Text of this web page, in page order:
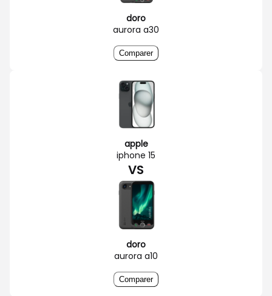
doro
aurora a30
Comparer
apple
iphone 15
VS
doro
aurora a10
Comparer